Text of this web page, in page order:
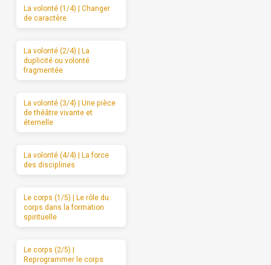
La volonté (1/4) | Changer
de caractère
La volonté (2/4) | La
duplicité ou volonté
fragmentée
La volonté (3/4) | Une pièce
de théâtre vivante et
éternelle
La volonté (4/4) | La force
des disciplines
Le corps (1/5) | Le rôle du
corps dans la formation
spirituelle
Le corps (2/5) |
Reprogrammer le corps